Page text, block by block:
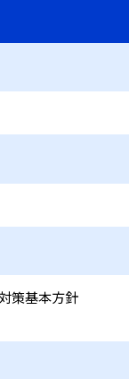
策基本方針